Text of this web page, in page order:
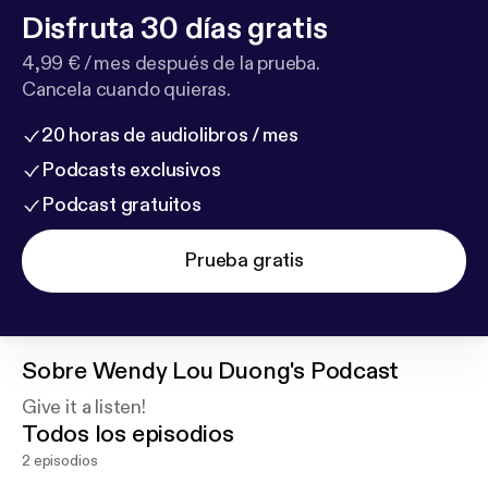
Disfruta 30 días gratis
4,99 € / mes después de la prueba.
Cancela cuando quieras.
20 horas de audiolibros / mes
Podcasts exclusivos
Podcast gratuitos
Prueba gratis
SobreWendy Lou Duong's Podcast
Give it a listen!
Todos los episodios
2 episodios